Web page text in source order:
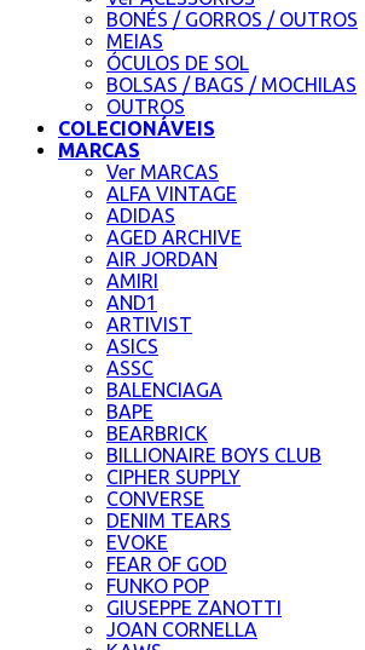
BONÉS / GORROS / OUTROS
MEIAS
ÓCULOS DE SOL
BOLSAS / BAGS / MOCHILAS
OUTROS
COLECIONÁVEIS
MARCAS
Ver MARCAS
ALFA VINTAGE
ADIDAS
AGED ARCHIVE
AIR JORDAN
AMIRI
AND1
ARTIVIST
ASICS
ASSC
BALENCIAGA
BAPE
BEARBRICK
BILLIONAIRE BOYS CLUB
CIPHER SUPPLY
CONVERSE
DENIM TEARS
EVOKE
FEAR OF GOD
FUNKO POP
GIUSEPPE ZANOTTI
JOAN CORNELLA